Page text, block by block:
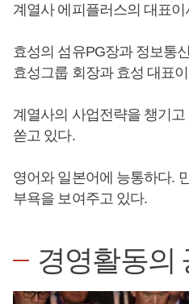
계열사 에피플러스의 대표
효성의 섬유PG장과 정보통
효성그룹 회장과 효성 대표
계열사의 사업전략을 챙기
쏟고 있다.
영어와 일본어에 능통하다.
부욕을 보여주고 있다.
경영활동의